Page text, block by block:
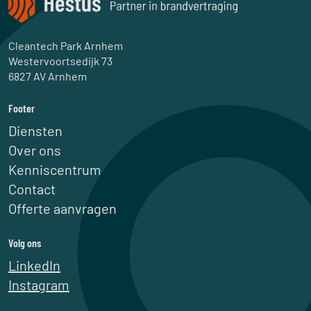
Cleantech Park Arnhem
Westervoortsedijk 73
6827 AV Arnhem
Footer
Diensten
Over ons
Kenniscentrum
Contact
Offerte aanvragen
Volg ons
LinkedIn
Instagram